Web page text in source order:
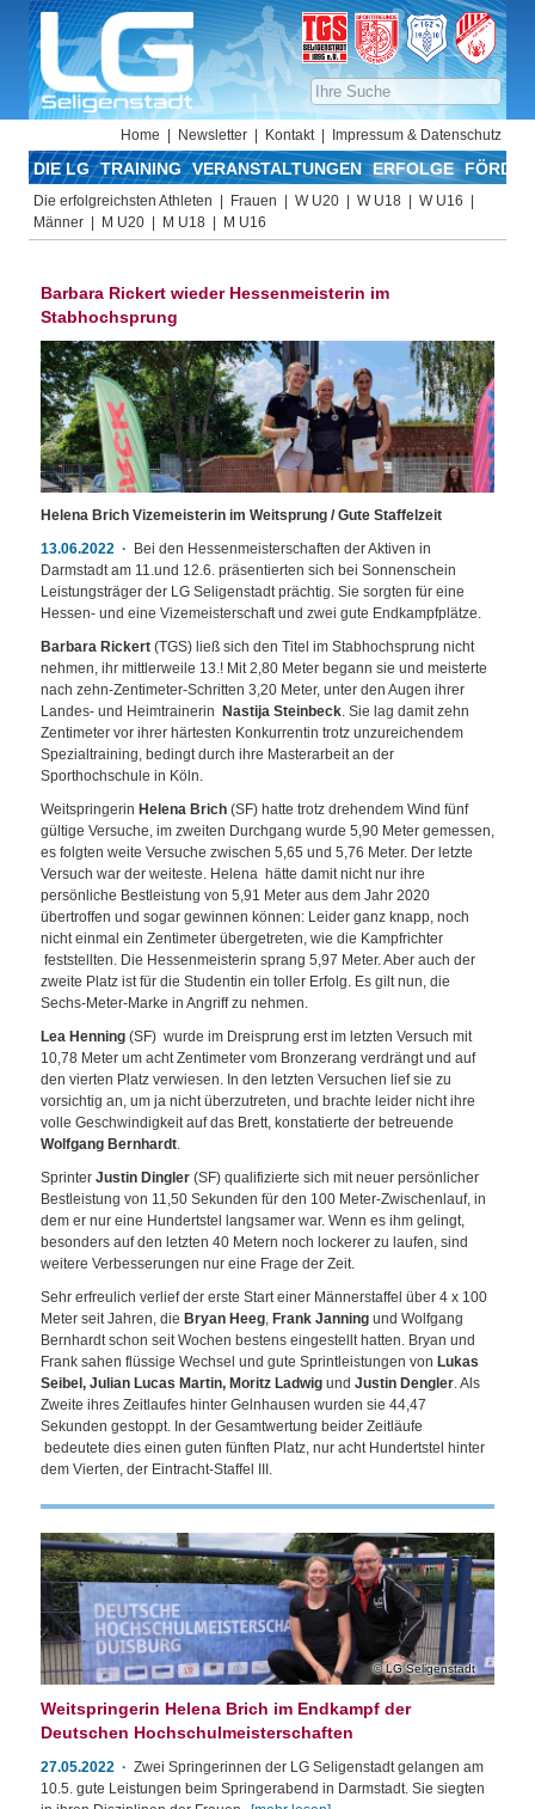
Home Newsletter Kontakt Impressum & Datenschutz
DIE LG TRAINING VERANSTALTUNGEN ERFOLGE
Die erfolgreichsten Athleten Frauen W U20 W U18
W U16
Männer
M U20 M U18 M U16
Barbara Rickert wieder Hessenmeisterin im
Stabhochsprung
Helena Brich Vizemeisterin im Weitsprung / Gute Staffelzeit
13.06.2022
Bei den Hessenmeisterschaften der Aktiven in
Darmstadt am 11.und 12.6. präsentierten sich bei Sonnenschein
Leistungsträger der LG Seligenstadt prächtig. Sie sorgten für eine
Hessen- und eine Vizemeisterschaft und zwei gute Endkampfplätze.
Barbara Rickert (TGS) ließ sich den Titel im Stabhochsprung nicht
nehmen, ihr mittlerweile 13.! Mit 2,80 Meter begann sie und meisterte
nach zehn-Zentimeter-Schritten 3,20 Meter, unter den Augen ihrer
Landes- und Heimtrainerin
Nastija Steinbeck. Sie lag damit zehn
Zentimeter vor ihrer härtesten Konkurrentin trotz unzureichendem
Spezialtraining, bedingt durch ihre Masterarbeit an der
Sporthochschule in Köln.
Weitspringerin Helena Brich (SF) hatte trotz drehendem Wind fünf
gültige Versuche, im zweiten Durchgang wurde 5,90 Meter gemessen,
es folgten weite Versuche zwischen 5,65 und 5,76 Meter. Der letzte
Versuch war der weiteste. Helena hätte damit nicht nur ihre
persönliche Bestleistung von 5,91 Meter aus dem Jahr 2020
übertroffen und sogar gewinnen können: Leider ganz knapp, noch
nicht einmal ein Zentimeter übergetreten, wie die Kampfrichter
feststellten. Die Hessenmeisterin sprang 5,97 Meter. Aber auch der
zweite Platz ist für die Studentin ein toller Erfolg. Es gilt nun, die
Sechs-Meter-Marke in Angriff zu nehmen.
Lea Henning (SF) wurde im Dreisprung erst im letzten Versuch mit
10,78 Meter um acht Zentimeter vom Bronzerang verdrängt und auf
den vierten Platz verwiesen. In den letzten Versuchen lief sie zu
vorsichtig an, um ja nicht überzutreten, und brachte leider nicht ihre
volle Geschwindigkeit auf das Brett, konstatierte der betreuende
Wolfgang Bernhardt.
Sprinter Justin Dingler (SF) qualifizierte sich mit neuer persönlicher
Bestleistung von 11,50 Sekunden für den 100 Meter-Zwischenlauf, in
dem er nur eine Hundertstel langsamer war. Wenn es ihm gelingt,
besonders auf den letzten 40 Metern noch lockerer zu laufen, sind
weitere Verbesserungen nur eine Frage der Zeit.
Sehr erfreulich verlief der erste Start einer Männerstaffel über 4 x 100
Meter seit Jahren, die Bryan Heeg, Frank Janning und Wolfgang
Bernhardt schon seit Wochen bestens eingestellt hatten. Bryan und
Frank sahen flüssige Wechsel und gute Sprintleistungen von Lukas
Seibel, Julian Lucas Martin, Moritz Ladwig und Justin Dengler. Als
Zweite ihres Zeitlaufes hinter Gelnhausen wurden sie 44,47
Sekunden gestoppt. In der Gesamtwertung beider Zeitläufe
bedeutete dies einen guten fünften Platz, nur acht Hundertstel hinter
dem Vierten, der Eintracht-Staffel III.
LG Seligenstadt
Weitspringerin Helena Brich im Endkampf der
Deutschen Hochschulmeisterschaften
27.05.2022
Zwei Springerinnen der LG Seligenstadt gelangen am
10.5. gute Leistungen beim Springerabend in Darmstadt. Sie siegten